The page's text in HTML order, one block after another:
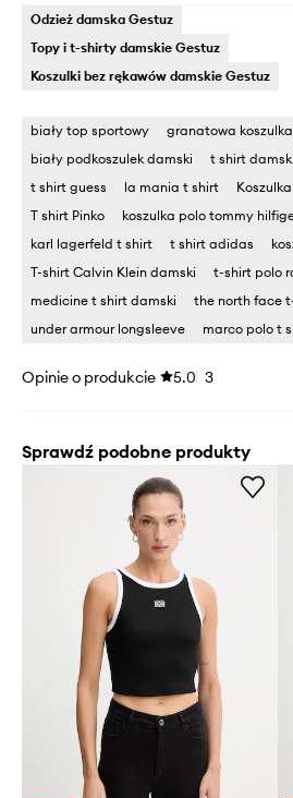
Odzież damska Gestuz
Topy i t-shirty damskie Gestuz
Koszulki bez rękawów damskie Gestuz
biały top sportowy
granatowa
biały podkoszulek damski
t shirt
t shirt guess
la mania t shirt
T shirt Pinko
koszulka polo tommy
karl lagerfeld t shirt
t shirt adidas
T-shirt Calvin Klein damski
t-shirt polo
medicine t shirt damski
the north face
under armour longsleeve
marco polo t
Opinie o produkcie 5.0 3
Sprawdź podobne produkty